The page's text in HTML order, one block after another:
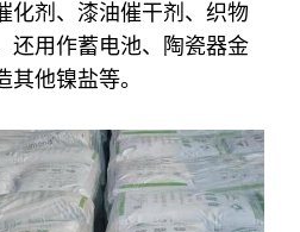
化剂、漆油催干剂、织物
还用作蓄电池、陶瓷器金
他镍盐等。